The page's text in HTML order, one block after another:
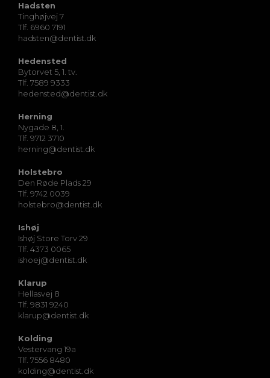
Hadsten
Tinghøjvej 7
Tlf. 6960 7191
hadsten@dentist.dk
Hedensted
Bytorvet 5, 1. tv.
Tlf. 7589 9333
hedensted@dentist.dk
Herning
Nygade 8, 1.
Tlf. 9712 3710
herning@dentist.dk
Holstebro
Den Røde Plads 29
Tlf. 9742 0039
holstebro@dentist.dk
Ishøj
Ishøj Store Torv 29
Tlf. 4373 0065
ishoej@dentist.dk
Klarup
Hellasvej 8
Tlf. 9831 9240
klarup@dentist.dk
Kolding
Vestervang 19a
Tlf. 7556 8480
kolding@dentist.dk